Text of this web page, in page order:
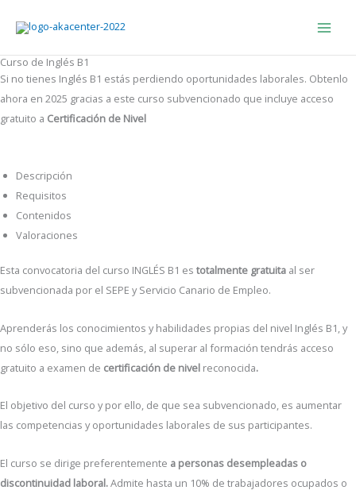
Curso de Inglés B1
Si no tienes Inglés B1 estás perdiendo oportunidades laborales. Obtenlo
ahora en 2025 gracias a este curso subvencionado que incluye acceso
gratuito a Certificación de Nivel
Descripción
Requisitos
Contenidos
Valoraciones
Esta convocatoria del curso INGLÉS B1 es totalmente gratuita al ser
subvencionada por el SEPE y Servicio Canario de Empleo.
Aprenderás los conocimientos y habilidades propias del nivel Inglés B1, y
no sólo eso, sino que además, al superar al formación tendrás acceso
gratuito a examen de certificación de nivel reconocida.
El objetivo del curso y por ello, de que sea subvencionado, es aumentar
las competencias y oportunidades laborales de sus participantes.
El curso se dirige preferentemente a personas desempleadas o
discontinuidad laboral.Admite hasta un 10% de trabajadores ocupados o
Menu